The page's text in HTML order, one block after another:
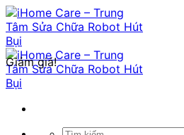
Chuyển
đến
nội
dung
Giảm giá!